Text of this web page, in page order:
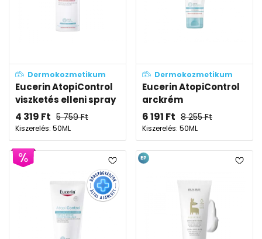
Dermokozmetikum
Eucerin AtopiControl
viszketés elleni spray
4 319 Ft 5 759Ft
Kiszerelés: 50ML
Dermokozmetikum
Eucerin AtopiControl
arckrém
6 191 Ft 8 255Ft
Kiszerelés: 50ML
EP